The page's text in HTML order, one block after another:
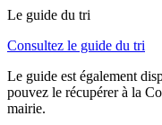
Le guide du tri
Consultez le guide du tri
Le guide est également
pouvez le récupérer à la
mairie.